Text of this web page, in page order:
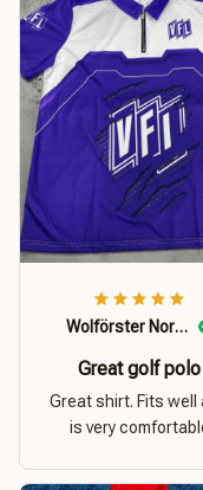
Wolförster Norbert
Great golf polo
Great shirt. Fits well
is very